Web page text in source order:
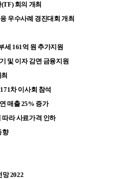
회의 개최
우수사례 경진대회 개최
세 161억 원 추가지원
및 이자 감면 금융지원
차 이사회 참석
매출 25% 증가
따라 사료가격 인하
향
망 2022